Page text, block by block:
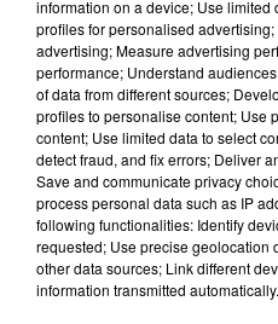
Lecture (4 min 21
100%
100% Radio les infos du
information on a device; Use
profiles for personalised
advertising; Measure advertising
performance; Understand
of data from different sources;
profiles to personalise content; Use
content; Use limited data to select
detect fraud, and fix errors; Deliver
Save and communicate privacy
process personal data such as IP
following functionalities: Identify
requested; Use precise geolocation
other data sources; Link different
information transmitted automatically.